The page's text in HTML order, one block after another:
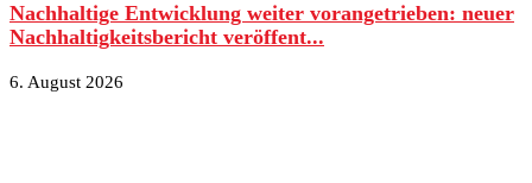
Nachhaltige Entwicklung weiter vorangetrieben: neuer
Nachhaltigkeitsbericht veröffent...
6. August 2026